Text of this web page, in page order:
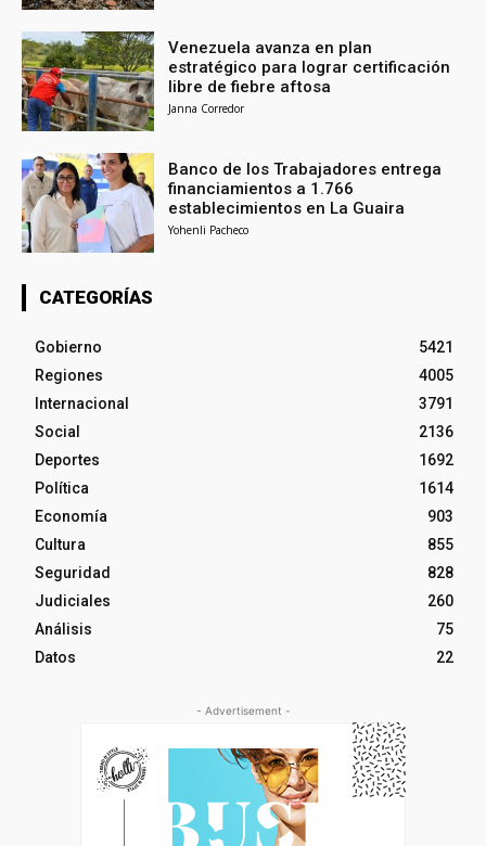
Venezuela avanza en plan
estratégico para lograr certificación
libre de fiebre aftosa
Janna Corredor
Banco de los Trabajadores entrega
financiamientos a 1.766
establecimientos en La Guaira
Yohenli Pacheco
CATEGORÍAS
Gobierno
5421
Regiones
4005
Internacional
3791
Social
2136
Deportes
1692
Política
1614
Economía
903
Cultura
855
Seguridad
828
Judiciales
260
Análisis
75
Datos
22
- Advertisement -